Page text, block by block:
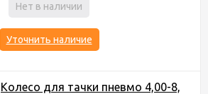
Нет в наличии
Уточнить наличие
Колесо для тачки пневмо 4,00-8,